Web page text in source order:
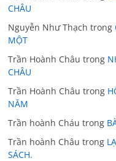
CHÂU
Nguyễn Như Thạch trong
MỘT
Trần Hoành Châu trong
CHÂU
Trần Hoành Châu trong
NĂM
Trần hoành Cháu trong
Trần hoành Châu trong
SÁCH.